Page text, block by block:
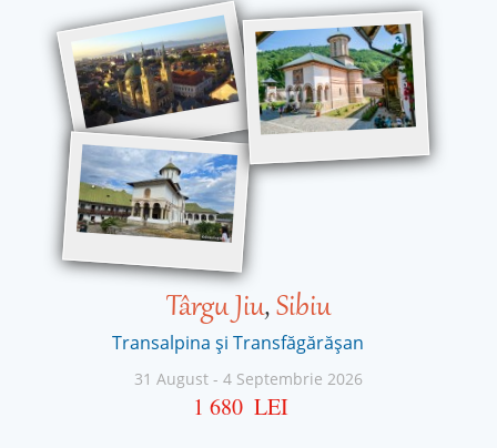
Târgu Jiu,Sibiu
Transalpina și Transfăgărășan
31 August - 4 Septembrie 2026
1 680 LEI